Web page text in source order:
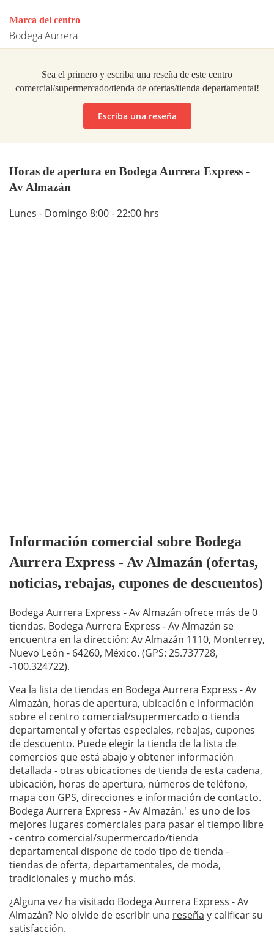
Marca del centro
Bodega Aurrera
Sea el primero y escriba una reseña de este centro
comercial/supermercado/tienda de ofertas/tienda departamental!
Escriba una reseña
Horas de apertura en Bodega Aurrera Express -
Av Almazán
Lunes - Domingo 8:00 - 22:00 hrs
Información comercial sobre Bodega
Aurrera Express - Av Almazán (ofertas,
noticias, rebajas, cupones de descuentos)
Bodega Aurrera Express - Av Almazán ofrece más de 0
tiendas. Bodega Aurrera Express - Av Almazán se
encuentra en la dirección: Av Almazán 1110, Monterrey,
Nuevo León - 64260, México. (GPS: 25.737728,
-100.324722).
Vea la lista de tiendas en Bodega Aurrera Express - Av
Almazán, horas de apertura, ubicación e información
sobre el centro comercial/supermercado o tienda
departamental y ofertas especiales, rebajas, cupones
de descuento. Puede elegir la tienda de la lista de
comercios que está abajo y obtener información
detallada - otras ubicaciones de tienda de esta cadena,
ubicación, horas de apertura, números de teléfono,
mapa con GPS, direcciones e información de contacto.
Bodega Aurrera Express - Av Almazán.' es uno de los
mejores lugares comerciales para pasar el tiempo libre
- centro comercial/supermercado/tienda
departamental dispone de todo tipo de tienda -
tiendas de oferta, departamentales, de moda,
tradicionales y mucho más.
¿Alguna vez ha visitado Bodega Aurrera Express - Av
Almazán? No olvide de escribir una reseña y calificar su
satisfacción.